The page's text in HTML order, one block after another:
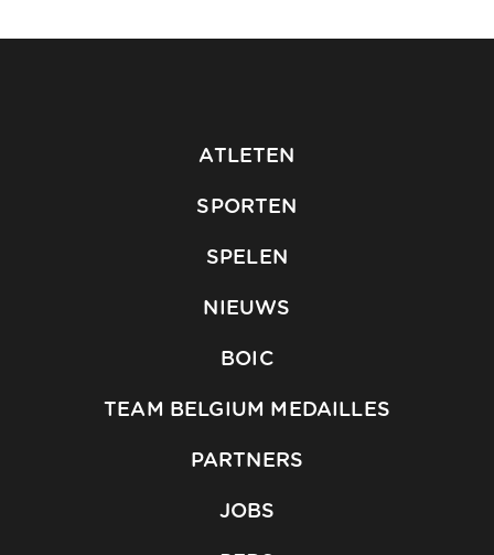
ATLETEN
SPORTEN
SPELEN
NIEUWS
BOIC
TEAM BELGIUM MEDAILLES
PARTNERS
JOBS